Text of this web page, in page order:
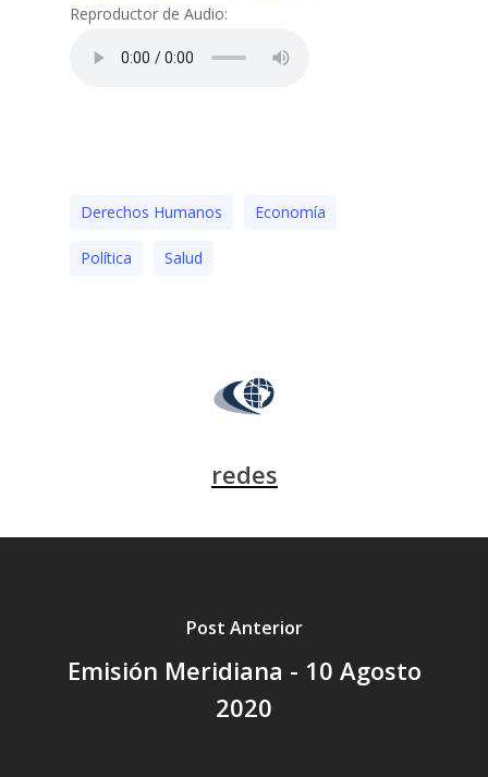
Reproductor de Audio:
Derechos Humanos Economía
Polí­tica Salud
redes
Post Anterior
Emisión Meridiana - 10 Agosto
2020